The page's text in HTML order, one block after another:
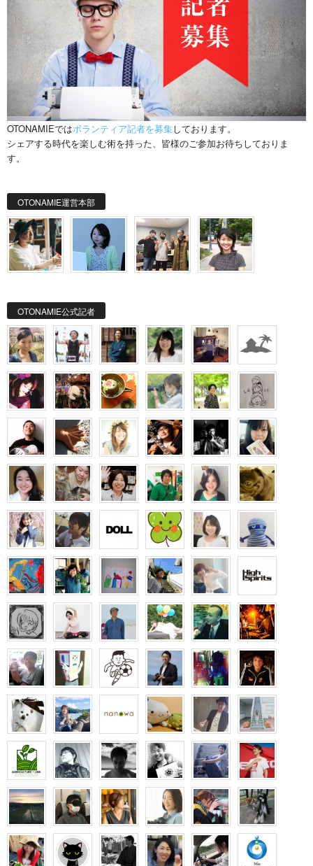
OTONAMIEではボランティア記者を募集しております。
シェアする時代を楽しむ術を持った、皆様のご参加お待ちしておりま
す。
OTONAMIE運営本部
OTONAMIE公式記者